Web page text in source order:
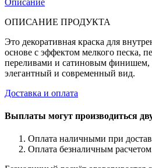
ОПИСАНИЕ ПРОДУКТА
Это декоративная краска для
основе с эффектом мелкого песка,
переливами и сатиновым финишем,
элегантный и современный вид.
Доставка и оплата
Выплаты могут производиться
Оплата наличными при
Оплата безналичным